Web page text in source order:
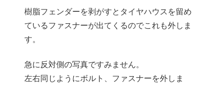
樹脂フェンダーを剥がすとタイヤハウスを留め
ているファスナーが出てくるのでこれも外しま
す。
急に反対側の写真ですみません。
左右同じようにボルト、ファスナーを外しま